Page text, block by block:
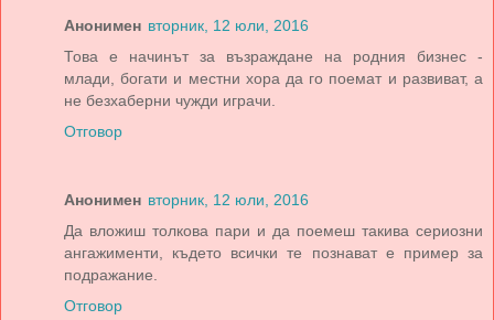
Анонимен вторник, 12 юли, 2016
Това е начинът за възраждане на родния бизнес -
млади, богати и местни хора да го поемат и развиват, а
не безхаберни чужди играчи.
Отговор
Анонимен вторник, 12 юли, 2016
Да вложиш толкова пари и да поемеш такива сериозни
ангажименти, където всички те познават е пример за
подражание.
Отговор